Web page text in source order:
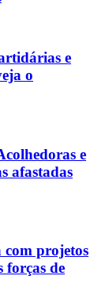
e
o
e
afastadas
com projetos
forças de